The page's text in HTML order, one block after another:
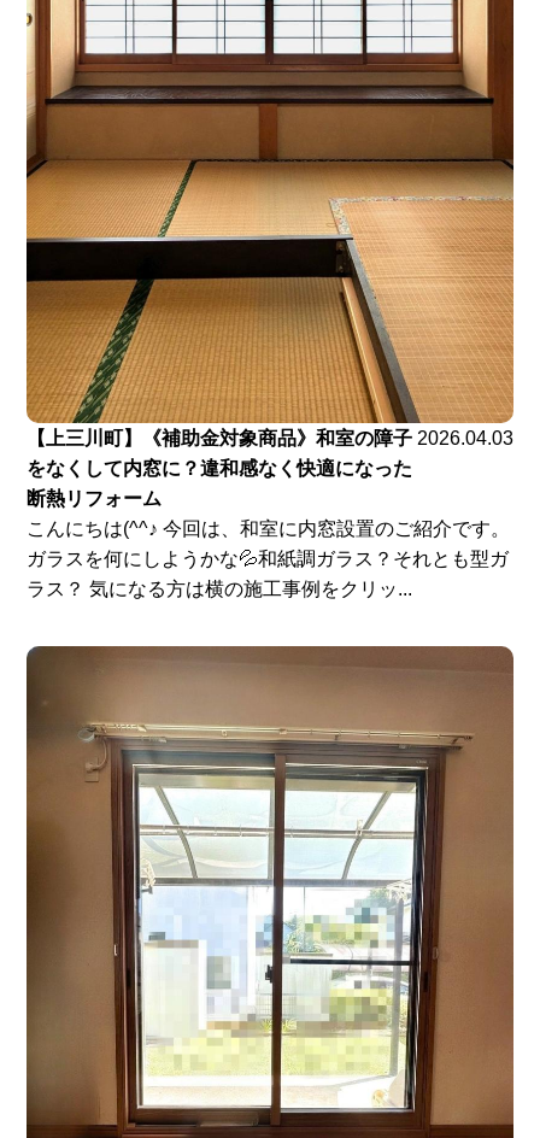
【上三川町】《補助金対象商品》和室の障子
をなくして内窓に？違和感なく快適になった
断熱リフォーム
2026.04.03
こんにちは(^^♪ 今回は、和室に内窓設置のご紹介です。
ガラスを何にしようかな💦和紙調ガラス？それとも型ガ
ラス？ 気になる方は横の施工事例をクリッ...